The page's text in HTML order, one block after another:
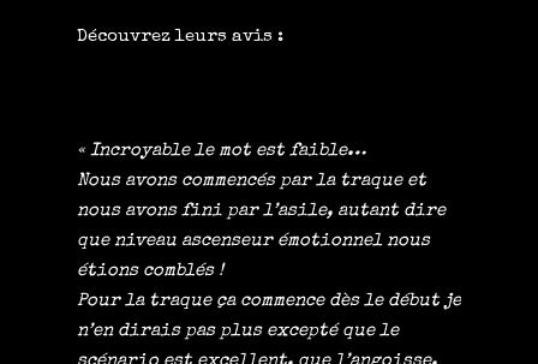
Découvrez leurs avis :
« Incroyable le mot est faible…
Nous avons commencés par la traque et
nous avons fini par l’asile, autant dire
que niveau ascenseur émotionnel nous
étions comblés !
Pour la traque ça commence dès le début je
n’en dirais pas plus excepté que le